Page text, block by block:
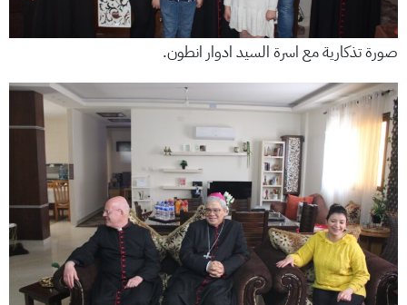
صورة تذكارية مع اسرة السيد ادوار انطون.